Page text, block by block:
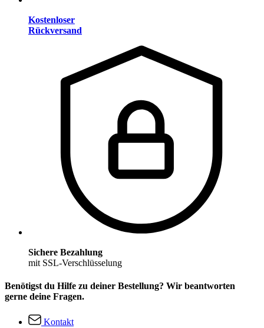
Kostenloser
Rückversand
Sichere Bezahlung
mit SSL-Verschlüsselung
Benötigst du Hilfe zu deiner Bestellung? Wir beantworten
gerne deine Fragen.
Kontakt